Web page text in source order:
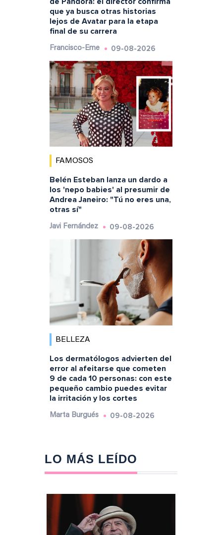
que ya busca otras historias
lejos de Avatar para la etapa
final de su carrera
Francisco-Eme 09-08-2026
FAMOSOS
Belén Esteban lanza un dardo a
los 'nepo babies' al presumir de
Andrea Janeiro: "Tú no eres una,
otras sí"
Javi Fernández 09-08-2026
BELLEZA
Los dermatólogos advierten del
error al afeitarse que cometen
9 de cada 10 personas: con este
pequeño cambio puedes evitar
la irritación y los cortes
Marta Burgués 09-08-2026
LO MÁS LEÍDO